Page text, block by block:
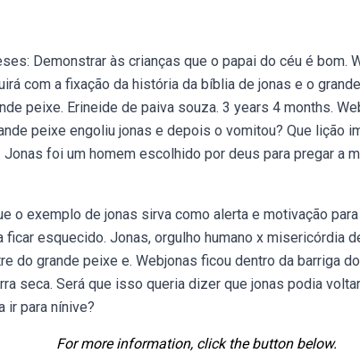
Demonstrar às crianças que o papai do céu é bom.
com a fixação da história da bíblia de jonas e o
peixe. Erineide de paiva souza. 3 years 4 months.
peixe engoliu jonas e depois o vomitou? Que lição
foi um homem escolhido por deus para pregar a
o exemplo de jonas sirva como alerta e motivação
esquecido. Jonas, orgulho humano x misericórdia
do grande peixe e. Webjonas ficou dentro da barriga
seca. Será que isso queria dizer que jonas podia
ir para nínive?
For more information, click the button below.